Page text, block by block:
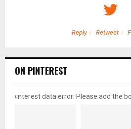
Reply Retweet
ON PINTEREST
pinterest data error: Please add the